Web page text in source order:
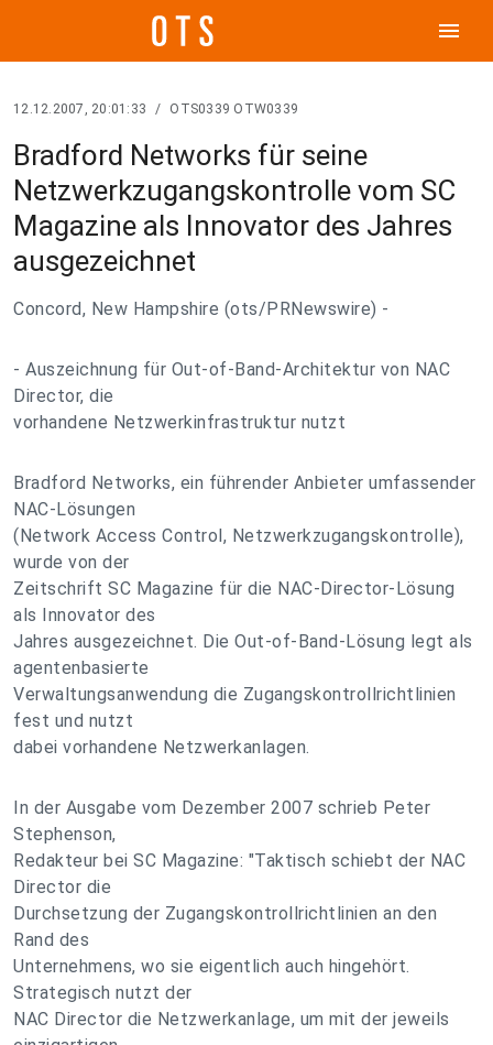
menu
12.12.2007, 20:01:33 / OTS0339 OTW0339
Bradford Networks für seine
Netzwerkzugangskontrolle vom SC
Magazine als Innovator des Jahres
ausgezeichnet
Concord, New Hampshire (ots/PRNewswire) -
- Auszeichnung für Out-of-Band-Architektur von NAC
Director, die
vorhandene Netzwerkinfrastruktur nutzt
Bradford Networks, ein führender Anbieter umfassender
NAC-Lösungen
(Network Access Control, Netzwerkzugangskontrolle),
wurde von der
Zeitschrift SC Magazine für die NAC-Director-Lösung
als Innovator des
Jahres ausgezeichnet. Die Out-of-Band-Lösung legt als
agentenbasierte
Verwaltungsanwendung die Zugangskontrollrichtlinien
fest und nutzt
dabei vorhandene Netzwerkanlagen.
In der Ausgabe vom Dezember 2007 schrieb Peter
Stephenson,
Redakteur bei SC Magazine: "Taktisch schiebt der NAC
Director die
Durchsetzung der Zugangskontrollrichtlinien an den
Rand des
Unternehmens, wo sie eigentlich auch hingehört.
Strategisch nutzt der
NAC Director die Netzwerkanlage, um mit der jeweils